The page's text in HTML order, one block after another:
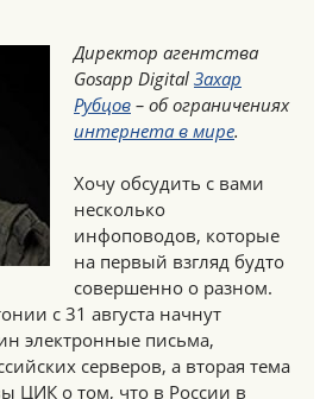
Директор агентства
Gosapp Digital Захар
Рубцов – об ограничениях
интернета в мире.
Хочу обсудить с вами
несколько
инфоповодов, которые
на первый взгляд будто
совершенно о разном.
с 31 августа начнут
электронные письма,
серверов, а вторая тема
ЦИК о том, что в России в